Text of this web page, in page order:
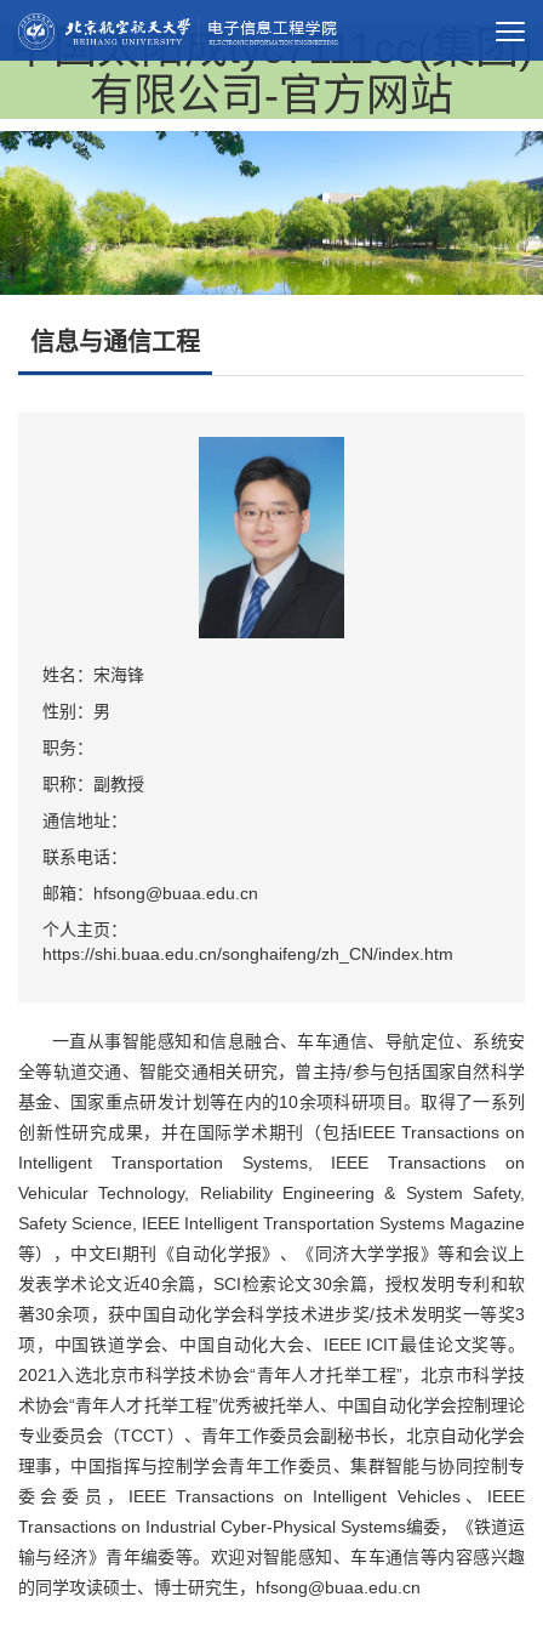
中国太阳成tyc7111cc(集团)
有限公司-官方网站
信息与通信工程
姓名：宋海锋
性别：男
职务：
职称：副教授
通信地址：
联系电话：
邮箱：hfsong@buaa.edu.cn
个人主页：
https://shi.buaa.edu.cn/songhaifeng/zh_CN/index.htm
一直从事智能感知和信息融合、车车通信、导航定位、系统安
全等轨道交通、智能交通相关研究，曾主持/参与包括国家自然科学
基金、国家重点研发计划等在内的10余项科研项目。取得了一系列
创新性研究成果，并在国际学术期刊（包括IEEE Transactions on
Intelligent Transportation Systems, IEEE Transactions on
Vehicular Technology, Reliability Engineering & System Safety,
Safety Science, IEEE Intelligent Transportation Systems Magazine
等），中文EI期刊《自动化学报》、《同济大学学报》等和会议上
发表学术论文近40余篇，SCI检索论文30余篇，授权发明专利和软
著30余项，获中国自动化学会科学技术进步奖/技术发明奖一等奖3
项，中国铁道学会、中国自动化大会、IEEE ICIT最佳论文奖等。
2021入选北京市科学技术协会“青年人才托举工程”， 北京市科学技
术协会“青年人才托举工程”优秀被托举人、 中国自动化学会控制理论
专业委员会（TCCT）、 青年工作委员会副秘书长， 北京自动化学会
理事， 中国指挥与控制学会青年工作委员、集群智能与协同控制专
委会委员，IEEE Transactions on Intelligent Vehicles、IEEE
Transactions on Industrial Cyber-Physical Systems编委，《铁道运
输与经济》青年编委等。欢迎对智能感知、车车通信等内容感兴趣
的同学攻读硕士、博士研究生，hfsong@buaa.edu.cn